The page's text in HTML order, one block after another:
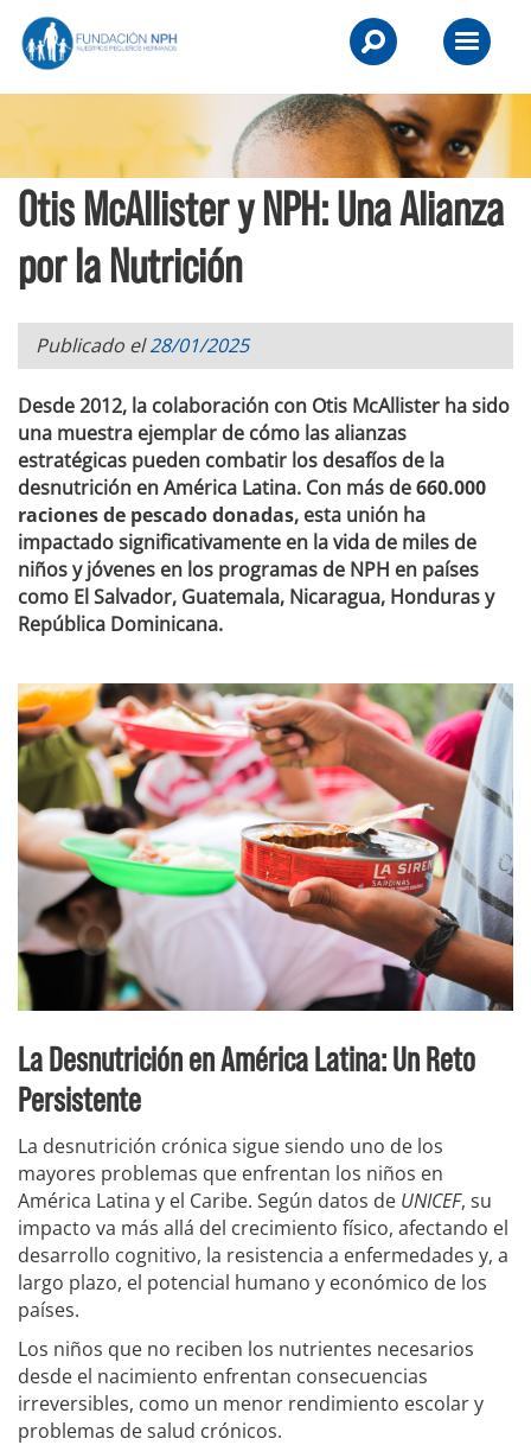
content
NPH
UK
Raising
Children,
Transforming
Lives.
Primary
Menu
Otis McAllister y NPH: Una Alianza
por la Nutrición
Publicado el28/01/2025
Desde 2012, la colaboración con Otis McAllister ha sido
una muestra ejemplar de cómo las alianzas
estratégicas pueden combatir los desafíos de la
desnutrición en América Latina. Con más de660.000
raciones de pescado donadas, esta unión ha
impactado significativamente en la vida de miles de
niños y jóvenes en los programas de NPH en países
como El Salvador, Guatemala, Nicaragua, Honduras y
República Dominicana.
La Desnutrición en América Latina: Un Reto
Persistente
La desnutrición crónica sigue siendo uno de los
mayores problemas que enfrentan los niños en
América Latina y el Caribe. Según datos de UNICEF, su
impacto va más allá del crecimiento físico, afectando el
desarrollo cognitivo, la resistencia a enfermedades y, a
largo plazo, el potencial humano y económico de los
países.
Los niños que no reciben los nutrientes necesarios
desde el nacimiento enfrentan consecuencias
irreversibles, como un menor rendimiento escolar y
problemas de salud crónicos.